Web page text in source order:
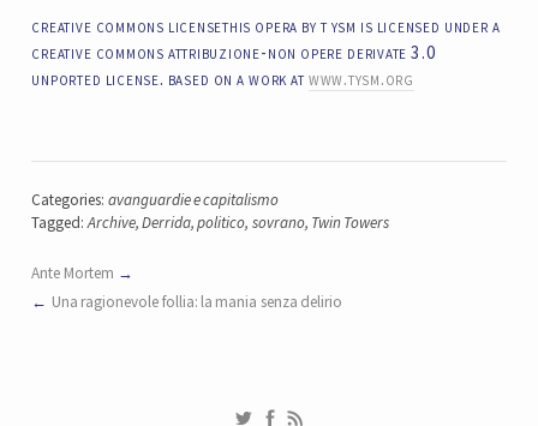
creative commons licensethis opera by t ysm is licensed under a
creative commons attribuzione-non opere derivate 3.0
unported license. based on a work atwww.tysm.org
Categories: avanguardie e capitalismo
Tagged:Archive,Derrida,politico, sovrano, Twin Towers
Ante Mortem
Una ragionevole follia: la mania senza delirio